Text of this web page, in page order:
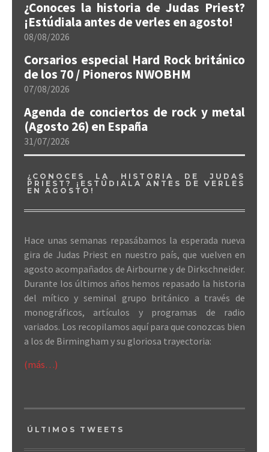
¿Conoces la historia de Judas Priest?
¡Estúdiala antes de verles en agosto!
08/08/2026
Corsarios especial Hard Rock británico
de los 70 / Pioneros NWOBHM
07/08/2026
Agenda de conciertos de rock y metal
(Agosto 26) en España
31/07/2026
¿CONOCES LA HISTORIA DE JUDAS
PRIEST? ¡ESTÚDIALA ANTES DE VERLES
EN AGOSTO!
Hace unas semanas repasábamos la esperada nueva
gira de Judas Priest en nuestro país, que vuelven en
agosto acompañados de Airbourne y de Dirkschneider.
Durante los últimos años hemos repasado la historia
del mítico y seminal grupo británico a través de
monográficos, artículos y programas de radio
variados. Los recopilamos aquí para que conozcas bien
a los de Birmingham y su gloriosa trayectoria:
(más…)
ÚLTIMOS TWEETS